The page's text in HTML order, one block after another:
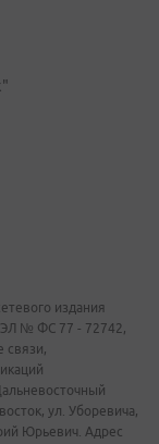
издания
ЭЛ № ФС 77 - 72742,
связи,
ул. Уборевича,
Юрьевич. Адрес